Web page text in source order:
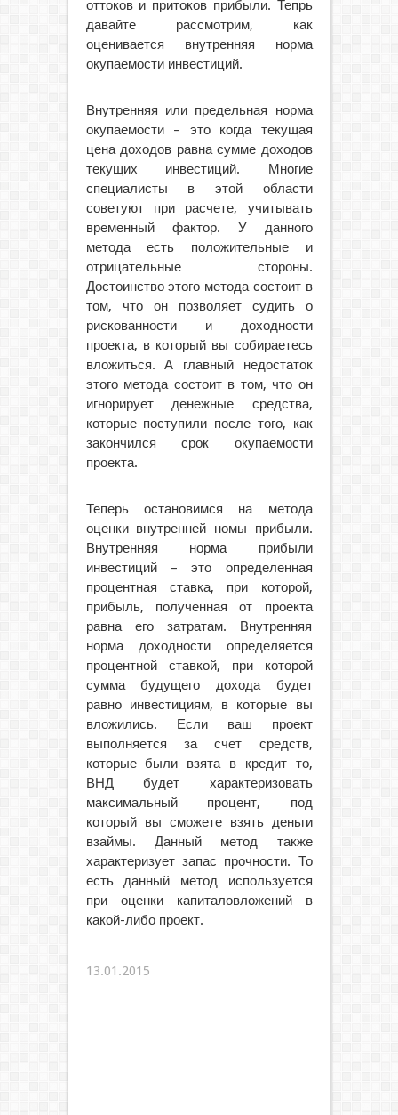
оттоков и притоков прибыли. Тепрь
давайте рассмотрим, как
оценивается внутренняя норма
окупаемости инвестиций.
Внутренняя или предельная норма
окупаемости – это когда текущая
цена доходов равна сумме доходов
текущих инвестиций. Многие
специалисты в этой области
советуют при расчете, учитывать
временный фактор. У данного
метода есть положительные и
отрицательные стороны.
Достоинство этого метода состоит в
том, что он позволяет судить о
рискованности и доходности
проекта, в который вы собираетесь
вложиться. А главный недостаток
этого метода состоит в том, что он
игнорирует денежные средства,
которые поступили после того, как
закончился срок окупаемости
проекта.
Теперь остановимся на метода
оценки внутренней номы прибыли.
Внутренняя норма прибыли
инвестиций – это определенная
процентная ставка, при которой,
прибыль, полученная от проекта
равна его затратам. Внутренняя
норма доходности определяется
процентной ставкой, при которой
сумма будущего дохода будет
равно инвестициям, в которые вы
вложились. Если ваш проект
выполняется за счет средств,
которые были взята в кредит то,
ВНД будет характеризовать
максимальный процент, под
который вы сможете взять деньги
взаймы. Данный метод также
характеризует запас прочности. То
есть данный метод используется
при оценки капиталовложений в
какой-либо проект.
13.01.2015